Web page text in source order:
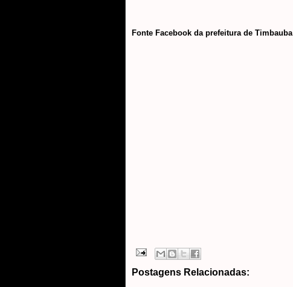
Fonte Facebook da prefeitura de Timbauba
Postagens Relacionadas: